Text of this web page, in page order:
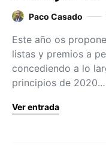
Paco Casado
Este año os
listas y premios a
concediendo a lo
principios de
Ver entrada